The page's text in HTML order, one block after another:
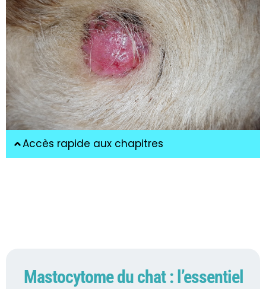
Accès rapide aux chapitres
Mastocytome du chat : l’essentiel